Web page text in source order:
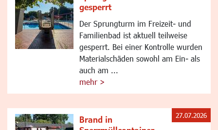
gesperrt
Der Sprungturm im Freizeit- und
Familienbad ist aktuell teilweise
gesperrt. Bei einer Kontrolle wurden
Materialschäden sowohl am Ein- als
auch am ...
mehr >
Brand in
27.07.2026